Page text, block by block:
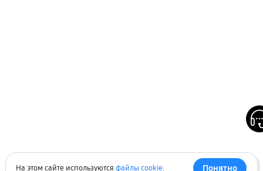
На этом сайте используются файлы cookie. Понятно